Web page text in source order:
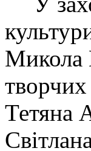
Микола
Тетяна